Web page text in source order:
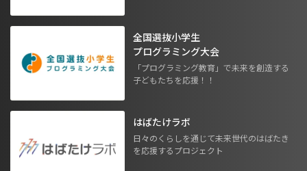
全国選抜小学生
プログラミング大会
「プログラミング教育」で未来を創造する
子どもたちを応援！！
はばたけラボ
日々のくらしを通じて未来世代のはばたき
を応援するプロジェクト